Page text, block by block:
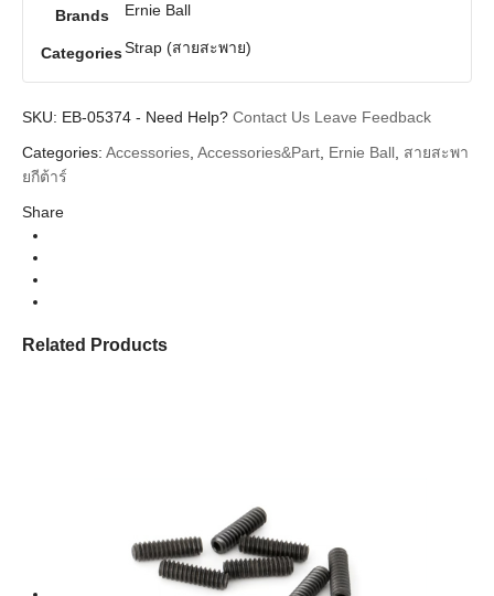
Brands Ernie Ball
CategoriesStrap (สายสะพาย)
SKU: EB-05374 - Need Help? Contact Us Leave Feedback
Categories: Accessories, Accessories&Part, Ernie Ball, สายสะพา
ยกีต้าร์
Share
Related Products